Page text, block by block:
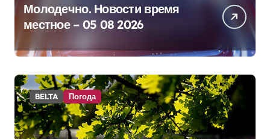
Молодечно. Новости время
местное – 05 08 2026
BELTA Погода